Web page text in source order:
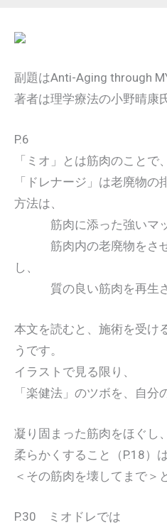
副題はAnti-Aging through
著者は理学療法の小野晴
P.6
「ミオ」とは筋肉のことで、
「ドレナージ」は老廃物の
方法は、
筋肉に添った強いマッ
筋肉内の老廃物をさせ
し、
質の良い筋肉を再生さ
本文を読むと、施術を受け
うです。
イラストで見る限り、
「楽健法」のツボを、自分
凝り固まった筋肉をほぐし、
柔らかくすること（P.18）
＜その筋肉を壊してまで＞
P.30 ミオドレでは